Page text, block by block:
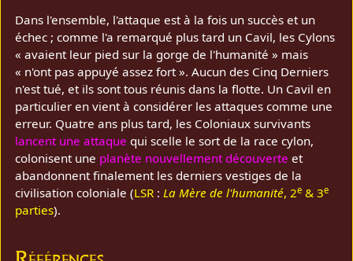
Dans l'ensemble, l'attaque est à la fois un succès et un
échec ; comme l'a remarqué plus tard un Cavil, les Cylons
« avaient leur pied sur la gorge de l'humanité » mais
« n'ont pas appuyé assez fort ». Aucun des Cinq Derniers
n'est tué, et ils sont tous réunis dans la flotte. Un Cavil en
particulier en vient à considérer les attaques comme une
erreur. Quatre ans plus tard, les Coloniaux survivants
lancent une attaque qui scelle le sort de la race cylon,
colonisent une planète nouvellement découverte et
abandonnent finalement les derniers vestiges de la
civilisation coloniale (LSR :La Mère de l'humanité, 2e & 3e
parties).